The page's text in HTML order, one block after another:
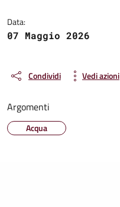
Data:
07 Maggio 2026
Condividi Vedi azioni
Argomenti
Acqua